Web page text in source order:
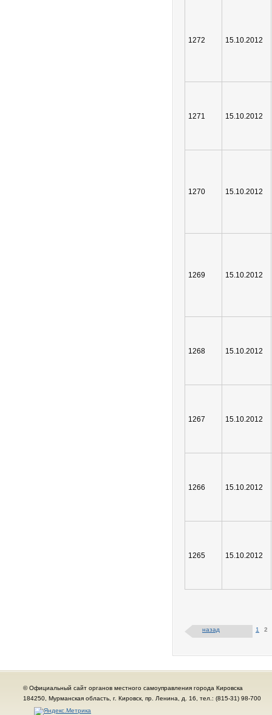
1272 15.10.2012
1271 15.10.2012
1270 15.10.2012
1269 15.10.2012
1268 15.10.2012
1267 15.10.2012
1266 15.10.2012
1265 15.10.2012
назад 1 2
© Официальный сайт органов местного самоуправления города Кировска
184250, Мурманская область, г. Кировск, пр. Ленина, д. 16, тел.: (815-31) 98-700